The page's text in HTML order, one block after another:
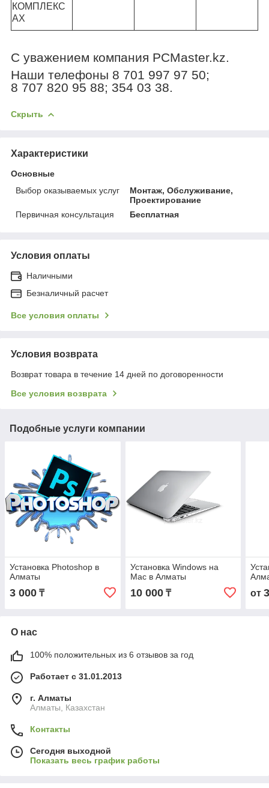
КОМПЛЕКС
АХ
С уважением компания PCMaster.kz.
Наши телефоны 8 701 997 97 50;
8 707 820 95 88; 354 03 38.
Скрыть
Характеристики
Основные
Выбор оказываемых услуг
Монтаж, Обслуживание,
Проектирование
Первичная консультация
Бесплатная
Условия оплаты
Наличными
Безналичный расчет
Все условия оплаты
Условия возврата
Возврат товара в течение 14 дней по договоренности
Все условия возврата
Подобные услуги компании
Установка Photoshop в
Алматы
3 000 ₸
Установка Windows на
Mac в Алматы
10 000₸ от
О нас
100% положительных из 6 отзывов за год
Работает с 31.01.2013
г. Алматы
Алматы, Казахстан
Контакты
Сегодня выходной
Показать весь график работы